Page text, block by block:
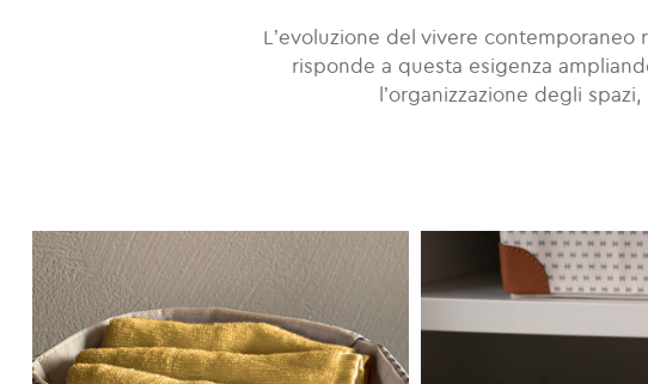
L’evoluzione del vivere
risponde a questa esigenza
l’organizzazione degli